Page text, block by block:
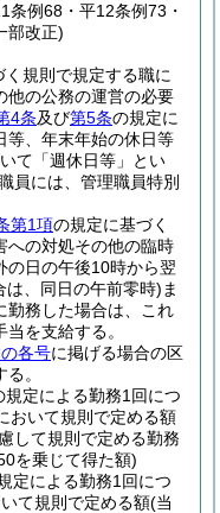
条例68・平12条例73・
部改正)
規則で規定する職に
他の公務の運営の必要
4条及び第5条の規定に
等、年末年始の休日等
て「週休日等」とい
員には、管理職員特別
第1項の規定に基づく
への対処その他の臨時
の日の午後10時から翌
は、同日の午前零時) ま
勤務した場合は、これ
を支給する。
各号に掲げる場合の区
。
規定による勤務1回につ
おいて規則で定める額
して規則で定める勤務
を乗じて得た額)
定による勤務1回につ
て規則で定める額(当